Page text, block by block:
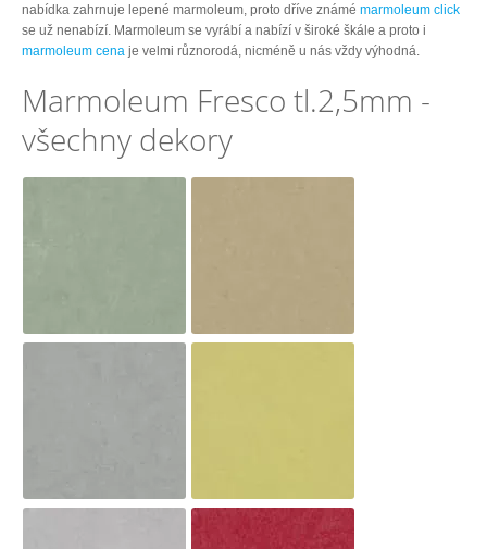
nabídka zahrnuje lepené marmoleum, proto dříve známé marmoleum click
se už nenabízí. Marmoleum se vyrábí a nabízí v široké škále a proto i
marmoleum cena je velmi různorodá, nicméně u nás vždy výhodná.
Marmoleum Fresco tl.2,5mm -
všechny dekory